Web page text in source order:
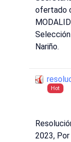
ofertado
Nariño.
Hot
2023,